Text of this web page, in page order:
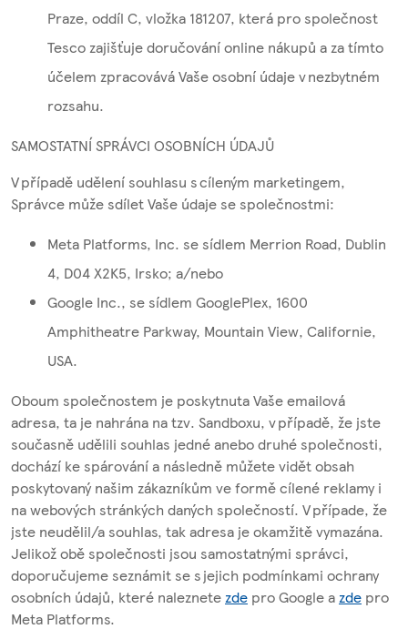
Praze, oddíl C, vložka 181207, která pro společnost
Tesco zajišťuje doručování online nákupů a za tímto
účelem zpracovává Vaše osobní údaje v nezbytném
rozsahu.
SAMOSTATNÍ SPRÁVCI OSOBNÍCH ÚDAJŮ
V případě udělení souhlasu s cíleným marketingem,
Správce může sdílet Vaše údaje se společnostmi:
Meta Platforms, Inc. se sídlem Merrion Road, Dublin
4, D04 X2K5, Irsko; a/nebo
Google Inc., se sídlem GooglePlex, 1600
Amphitheatre Parkway, Mountain View, Californie,
USA.
Oboum společnostem je poskytnuta Vaše emailová
adresa, ta je nahrána na tzv. Sandboxu, v případě, že jste
současně udělili souhlas jedné anebo druhé společnosti,
dochází ke spárování a následně můžete vidět obsah
poskytovaný našim zákazníkům ve formě cílené reklamy i
na webových stránkých daných společností. V případe, že
jste neudělil/a souhlas, tak adresa je okamžitě vymazána.
Jelikož obě společnosti jsou samostatnými správci,
doporučujeme seznámit se s jejich podmínkami ochrany
osobních údajů, které naleznetezde pro Google azde pro
Meta Platforms.